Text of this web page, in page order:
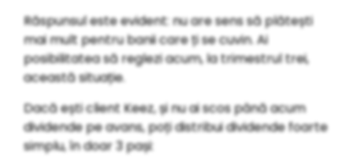
Răspunsul este evident: nu are sens să plătești
mai mult pentru banii care ți se cuvin. Ai
posibilitatea să reglezi acum, la trimestrul trei,
această situație.
Dacă ești client Keez, și nu ai scos până acum
dividende pe avans, poți distribui dividende foarte
simplu, în doar 3 pași: